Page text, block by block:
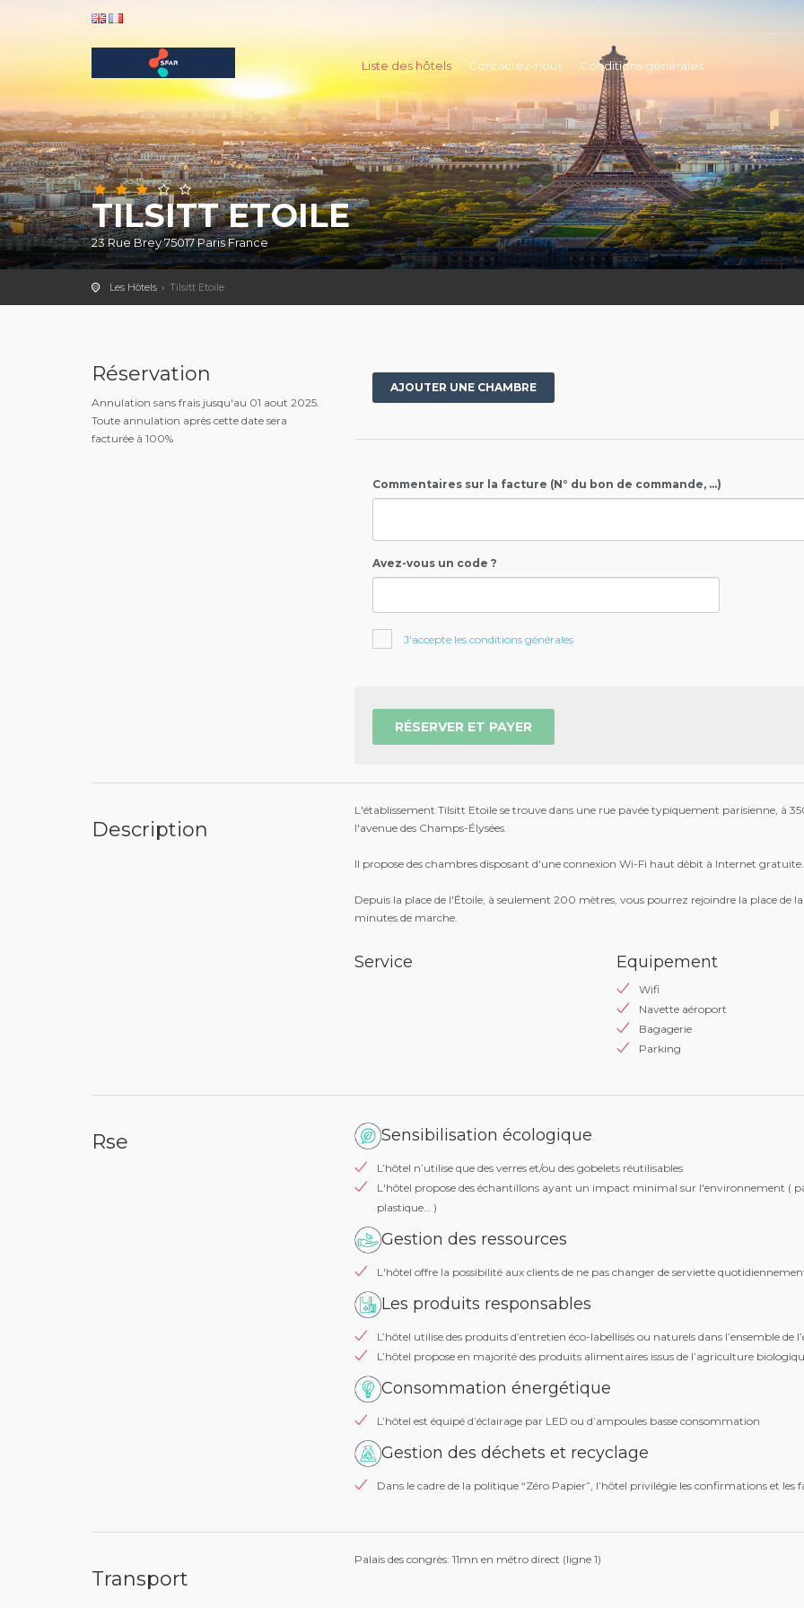
Liste des hôtels Contactez-nous Conditions générales
TILSITT ETOILE
23 Rue Brey 75017 Paris France
Les Hôtels Tilsitt Etoile
Réservation
Annulation sans frais jusqu'au 01 aout 2025.
Toute annulation après cette date sera
facturée à 100%
AJOUTER UNE CHAMBRE
Commentaires sur la facture (N° du bon de commande, ...)
Avez-vous un code ?
J'accepte les conditions générales
RÉSERVER ET PAYER
Description
L'établissement Tilsitt Etoile se trouve dans une rue pavée typiquement parisienne, à
l'avenue des Champs-Élysées.
Il propose des chambres disposant d'une connexion Wi-Fi haut débit à Internet gratuite.
Depuis la place de l'Étoile, à seulement 200 mètres, vous pourrez rejoindre la place de
minutes de marche.
Service Equipement
Wifi
Navette aéroport
Bagagerie
Parking
Rse Sensibilisation écologique
L’hôtel n’utilise que des verres et/ou des gobelets réutilisables
L'hôtel propose des échantillons ayant un impact minimal sur l'environnement (
plastique… )
Gestion des ressources
L'hôtel offre la possibilité aux clients de ne pas changer de serviette
Les produits responsables
L’hôtel utilise des produits d’entretien éco-labellisés ou naturels dans l’ensemble de
L’hôtel propose en majorité des produits alimentaires issus de l’agriculture
Consommation énergétique
L’hôtel est équipé d’éclairage par LED ou d’ampoules basse consommation
Gestion des déchets et recyclage
Dans le cadre de la politique “Zéro Papier”, l’hôtel privilégie les confirmations et les
Transport
Palais des congrès: 11mn en métro direct (ligne 1)